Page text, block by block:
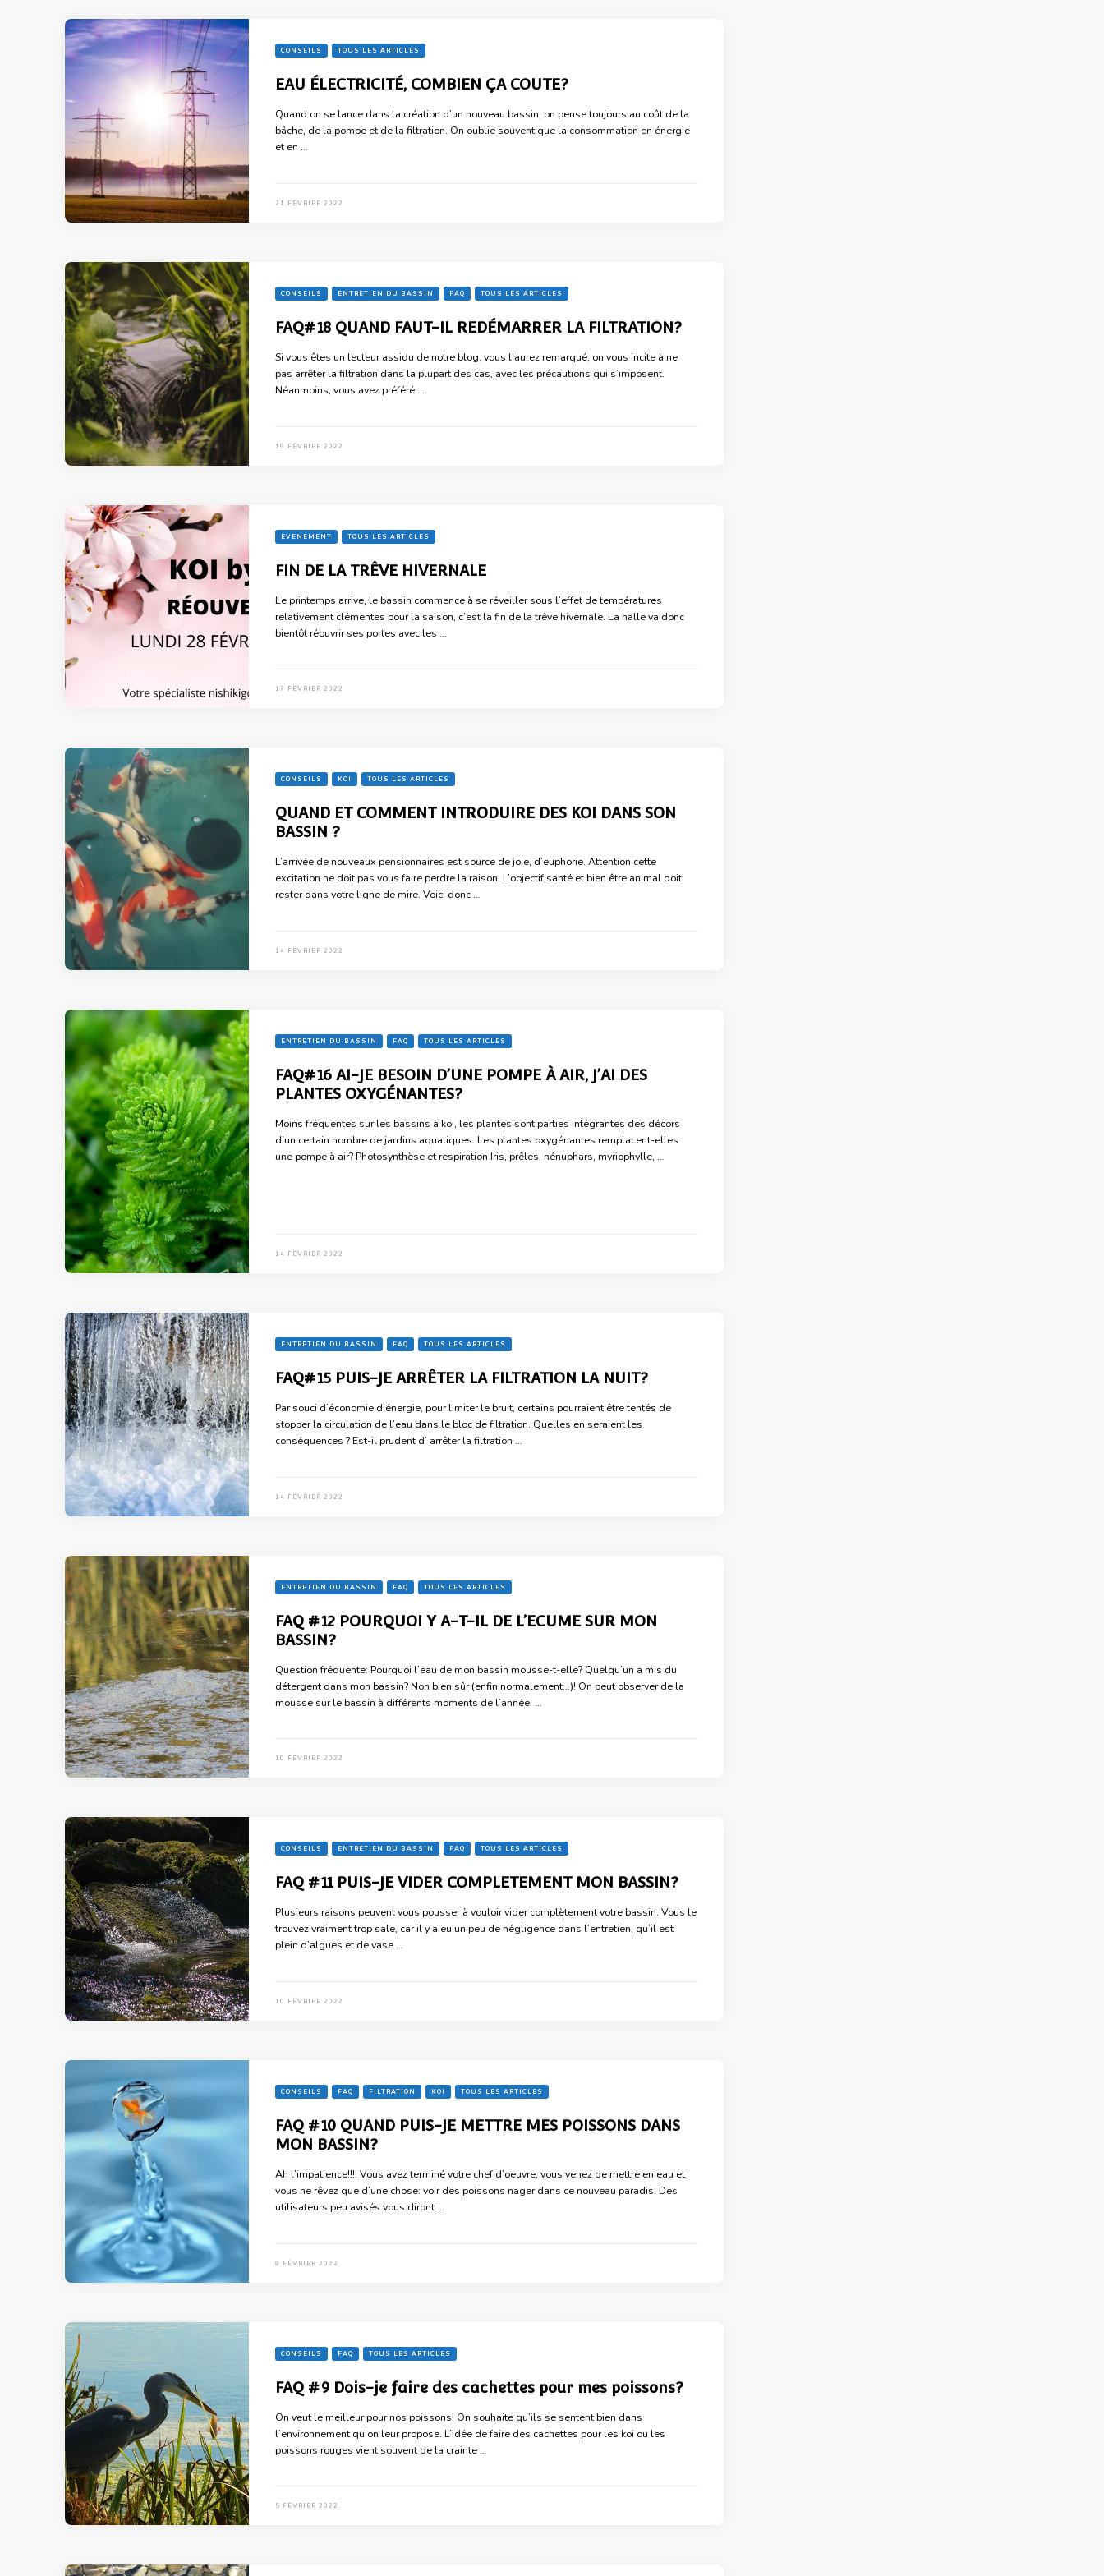
CONSEILS TOUS LES ARTICLES
EAU ÉLECTRICITÉ, COMBIEN ÇA COUTE?
Quand on se lance dans la création d’un nouveau bassin, on pense toujours au coût de la
bâche, de la pompe et de la filtration. On oublie souvent que la consommation en énergie
et en …
21 FÉVRIER 2022
CONSEILS ENTRETIEN DU BASSIN FAQ TOUS LES ARTICLES
FAQ#18 QUAND FAUT-IL REDÉMARRER LA FILTRATION?
Si vous êtes un lecteur assidu de notre blog, vous l’aurez remarqué, on vous incite à ne
pas arrêter la filtration dans la plupart des cas, avec les précautions qui s’imposent.
Néanmoins, vous avez préféré …
19 FÉVRIER 2022
EVENEMENT TOUS LES ARTICLES
FIN DE LA TRÊVE HIVERNALE
Le printemps arrive, le bassin commence à se réveiller sous l’effet de températures
relativement clémentes pour la saison, c’est la fin de la trêve hivernale. La halle va donc
bientôt réouvrir ses portes avec les …
17 FÉVRIER 2022
CONSEILS KOI TOUS LES ARTICLES
QUAND ET COMMENT INTRODUIRE DES KOI DANS SON
BASSIN ?
L’arrivée de nouveaux pensionnaires est source de joie, d’euphorie. Attention cette
excitation ne doit pas vous faire perdre la raison. L’objectif santé et bien être animal doit
rester dans votre ligne de mire. Voici donc …
14 FÉVRIER 2022
ENTRETIEN DU BASSIN FAQ TOUS LES ARTICLES
FAQ#16 AI-JE BESOIN D’UNE POMPE À AIR, J’AI DES
PLANTES OXYGÉNANTES?
Moins fréquentes sur les bassins à koi, les plantes sont parties intégrantes des décors
d’un certain nombre de jardins aquatiques. Les plantes oxygénantes remplacent-elles
une pompe à air? Photosynthèse et respiration Iris, prêles, nénuphars, myriophylle, …
14 FÉVRIER 2022
ENTRETIEN DU BASSIN FAQ TOUS LES ARTICLES
FAQ#15 PUIS-JE ARRÊTER LA FILTRATION LA NUIT?
Par souci d’économie d’énergie, pour limiter le bruit, certains pourraient être tentés de
stopper la circulation de l’eau dans le bloc de filtration. Quelles en seraient les
conséquences ? Est-il prudent d’ arrêter la filtration …
14 FÉVRIER 2022
ENTRETIEN DU BASSIN FAQ TOUS LES ARTICLES
FAQ #12 POURQUOI Y A-T-IL DE L’ECUME SUR MON
BASSIN?
Question fréquente: Pourquoi l’eau de mon bassin mousse-t-elle? Quelqu’un a mis du
détergent dans mon bassin? Non bien sûr (enfin normalement…)! On peut observer de la
mousse sur le bassin à différents moments de l’année. …
10 FÉVRIER 2022
CONSEILS ENTRETIEN DU BASSIN FAQ TOUS LES ARTICLES
FAQ #11 PUIS-JE VIDER COMPLETEMENT MON BASSIN?
Plusieurs raisons peuvent vous pousser à vouloir vider complètement votre bassin. Vous le
trouvez vraiment trop sale, car il y a eu un peu de négligence dans l’entretien, qu’il est
plein d’algues et de vase …
10 FÉVRIER 2022
CONSEILS FAQ FILTRATION KOI TOUS LES ARTICLES
FAQ #10 QUAND PUIS-JE METTRE MES POISSONS DANS
MON BASSIN?
Ah l’impatience!!!! Vous avez terminé votre chef d’oeuvre, vous venez de mettre en eau et
vous ne rêvez que d’une chose: voir des poissons nager dans ce nouveau paradis. Des
utilisateurs peu avisés vous diront …
8 FÉVRIER 2022
CONSEILS FAQ TOUS LES ARTICLES
FAQ #9 Dois-je faire des cachettes pour mes poissons?
On veut le meilleur pour nos poissons! On souhaite qu’ils se sentent bien dans
l’environnement qu’on leur propose. L’idée de faire des cachettes pour les koi ou les
poissons rouges vient souvent de la crainte …
5 FÉVRIER 2022